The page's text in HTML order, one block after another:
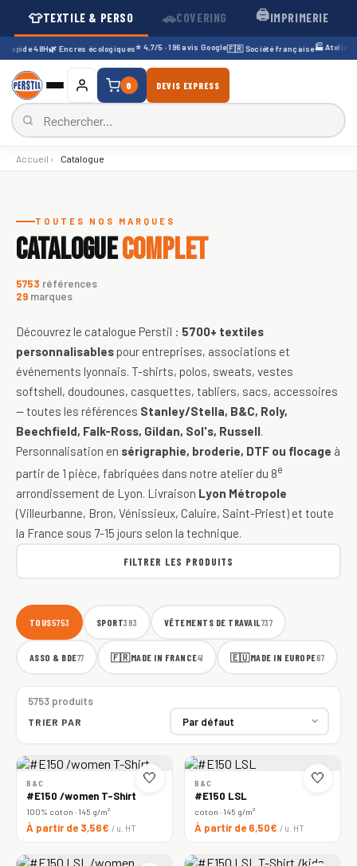
👕TEXTILE & PERSO 🚗COVERING 🖨️IMPRIMERIE
48H🌿 Encres écologiques⭐ 4,7/5 · 196 avis Google🇫🇷 Société française🏭 Atelier
0 DEVIS EXPRESS
Accueil › Catalogue
TOUTES NOS MARQUES
CATALOGUECOMPLET
5753 références
29 marques
Découvrez le catalogue Perstil : 5700+ textiles
personnalisables pour entreprises, associations et
événements lyonnais. T-shirts, polos, sweats, vestes
softshell, doudounes, casquettes, tabliers, sacs, accessoires
— toutes les références Stanley/Stella, B&C, Roly,
Beechfield, Falk-Ross, Gildan, Sol's, Russell.
Personnalisation en sérigraphie, broderie, DTF ou flocage à
partir de 1 pièce, fabriquées dans notre atelier du 8e
arrondissement de Lyon. Livraison Lyon Métropole
(Villeurbanne, Bron, Vénissieux, Caluire, Saint-Priest) et toute
la France sous 7-15 jours selon la technique.
FILTRER LES PRODUITS
TOUS5753 SPORT383 VÊTEMENTS DE TRAVAIL737
ASSO & BDE77 🇫🇷MADE IN FRANCE41 🇪🇺MADE IN EUROPE67
5753 produits
TRIER PAR
🤍
B&C
#E150 /women T-Shirt
100% coton · 145 g/m²
À partir de 3,56€ / u. HT
🤍
B&C
#E150 LSL
coton · 145 g/m²
À partir de 6,50€ / u. HT